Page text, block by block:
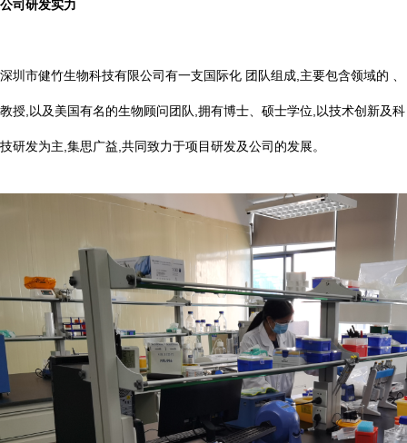
公司研发实力
深圳市健竹生物科技有限公司有一支国际化 团队组成,主要包含领域的 、
教授,以及美国有名的生物顾问团队,拥有博士、硕士学位,以技术创新及科
技研发为主,集思广益,共同致力于项目研发及公司的发展。